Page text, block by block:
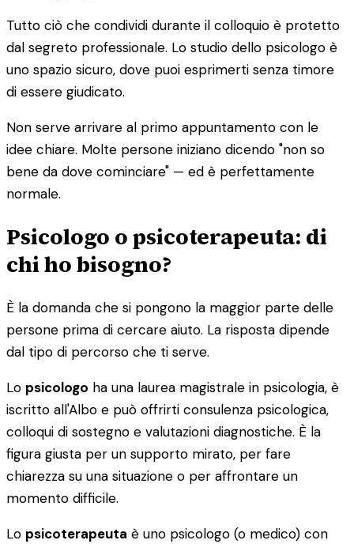
Tutto ciò che condividi durante il colloquio è protetto
dal segreto professionale. Lo studio dello psicologo è
uno spazio sicuro, dove puoi esprimerti senza timore
di essere giudicato.
Non serve arrivare al primo appuntamento con le
idee chiare. Molte persone iniziano dicendo "non so
bene da dove cominciare" — ed è perfettamente
normale.
Psicologo o psicoterapeuta: di
chi ho bisogno?
È la domanda che si pongono la maggior parte delle
persone prima di cercare aiuto. La risposta dipende
dal tipo di percorso che ti serve.
Lo psicologo ha una laurea magistrale in psicologia, è
iscritto all'Albo e può offrirti consulenza psicologica,
colloqui di sostegno e valutazioni diagnostiche. È la
figura giusta per un supporto mirato, per fare
chiarezza su una situazione o per affrontare un
momento difficile.
Lo psicoterapeuta è uno psicologo (o medico) con